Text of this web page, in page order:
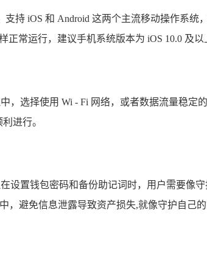
持 iOS 和 Android 这两个主流移动操作系统
常运行，建议手机系统版本为 iOS 10.0 及以
，选择使用 Wi - Fi 网络，或者数据流量稳定
进行。
置钱包密码和备份助记词时，用户需要像
避免信息泄露导致资产损失,就像守护自己的